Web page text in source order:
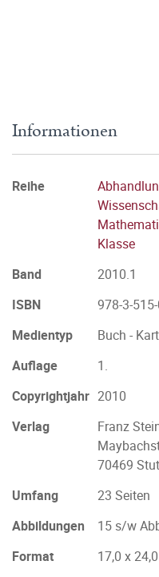
Informationen
Reihe
Klasse
Band
2010.1
ISBN
978-3-
Medientyp
Buch -
Auflage
1.
Copyrightjahr 2010
Verlag
Franz
70469
Umfang
23 Seiten
Abbildungen
15 s/w
Format
17,0 x